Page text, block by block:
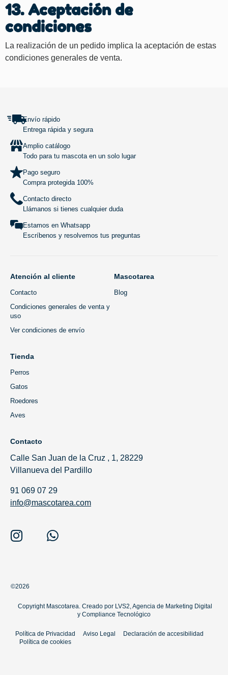
13. Aceptación de
condiciones
La realización de un pedido implica la aceptación de estas
condiciones generales de venta.
Envío rápido
Entrega rápida y segura
Amplio catálogo
Todo para tu mascota en un solo lugar
Pago seguro
Compra protegida 100%
Contacto directo
Llámanos si tienes cualquier duda
Estamos en Whatsapp
Escríbenos y resolvemos tus preguntas
Atención al cliente
Contacto
Condiciones generales de venta y
uso
Ver condiciones de envío
Mascotarea
Blog
Tienda
Perros
Gatos
Roedores
Aves
Contacto
Calle San Juan de la Cruz , 1, 28229
Villanueva del Pardillo
91 069 07 29
info@mascotarea.com
©2026
Copyright Mascotarea. Creado porLVS2, Agencia de Marketing Digital
y Compliance Tecnológico
Política de Privacidad Aviso Legal
Declaración de accesibilidad
Política de cookies